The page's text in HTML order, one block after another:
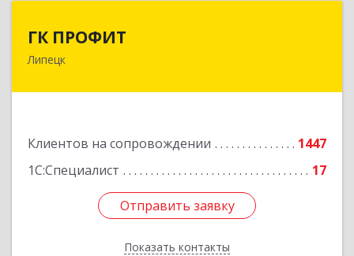
ГК ПРОФИТ
Липецк
Клиентов на сопровождении
1447
1С:Специалист
17
Отправить заявку
Показать контакты
398001, Липецкая обл, Липецк г, Советская ул,
Отправить заявку
Назад